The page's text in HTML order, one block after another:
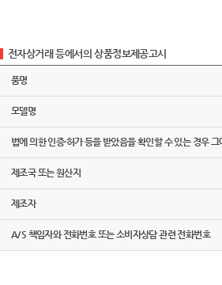
전자상거래 등에서의 상품정보제공고시
품명
모델명
법에 의한 인증·허가 등을 받았음을 확인할 수 있는 경우
제조국 또는 원산지
제조자
A/S 책임자와 전화번호 또는 소비자상담 관련 전화번호